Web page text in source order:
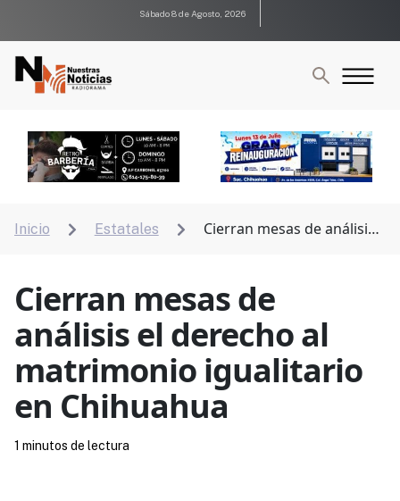
Sábado 8 de Agosto, 2026
Inicio  Estatales 
Cierran mesas de análisis
Cierran mesas de
análisis el derecho al
matrimonio igualitario
en Chihuahua
1 minutos de lectura